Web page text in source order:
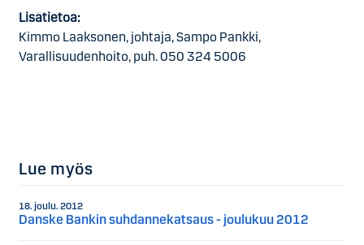
Lisätietoa:
Kimmo Laaksonen, johtaja, Sampo Pankki,
Varallisuudenhoito, puh. 050 324 5006
Lue myös
18. joulu. 2012
Danske Bankin suhdannekatsaus - joulukuu 2012